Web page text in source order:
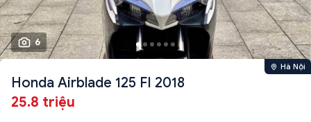
6
Hà Nội
Honda Airblade 125 FI 2018
25.8 triệu